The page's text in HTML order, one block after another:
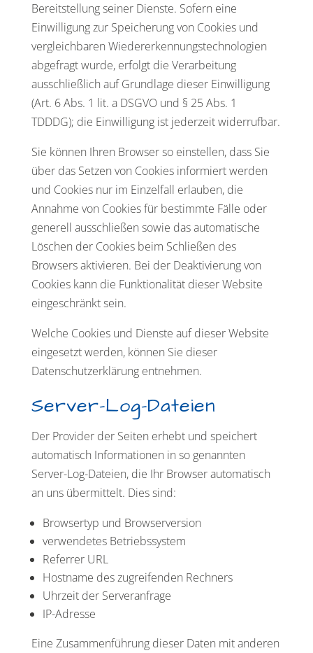
Bereitstellung seiner Dienste. Sofern eine
Einwilligung zur Speicherung von Cookies und
vergleichbaren Wiedererkennungstechnologien
abgefragt wurde, erfolgt die Verarbeitung
ausschließlich auf Grundlage dieser Einwilligung
(Art. 6 Abs. 1 lit. a DSGVO und § 25 Abs. 1
TDDDG); die Einwilligung ist jederzeit widerrufbar.
Sie können Ihren Browser so einstellen, dass Sie
über das Setzen von Cookies informiert werden
und Cookies nur im Einzelfall erlauben, die
Annahme von Cookies für bestimmte Fälle oder
generell ausschließen sowie das automatische
Löschen der Cookies beim Schließen des
Browsers aktivieren. Bei der Deaktivierung von
Cookies kann die Funktionalität dieser Website
eingeschränkt sein.
Welche Cookies und Dienste auf dieser Website
eingesetzt werden, können Sie dieser
Datenschutzerklärung entnehmen.
Server-Log-Dateien
Der Provider der Seiten erhebt und speichert
automatisch Informationen in so genannten
Server-Log-Dateien, die Ihr Browser automatisch
an uns übermittelt. Dies sind:
Browsertyp und Browserversion
verwendetes Betriebssystem
Referrer URL
Hostname des zugreifenden Rechners
Uhrzeit der Serveranfrage
IP-Adresse
Eine Zusammenführung dieser Daten mit anderen